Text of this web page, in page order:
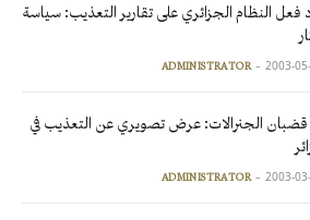
فعل النظام الجزائري على تقارير التعذيب: سياسة
ADMINISTRATOR 2003-
قضبان الجنرالات: عرض تصويري عن التعذيب في
ADMINISTRATOR 2003-